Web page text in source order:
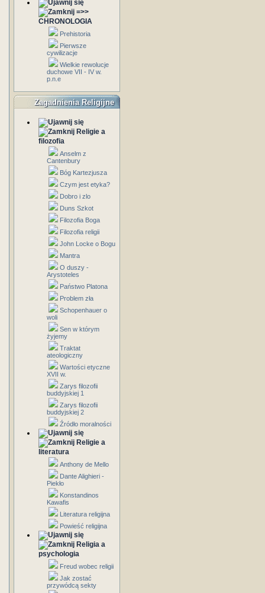
=>>
CHRONOLOGIA
Prehistoria
Pierwsze
cywilizacje
Wielkie rewolucje
duchowe VII - IV w.
p.n.e
Zagadnienia Religijne
Religie a
filozofia
Anselm z
Cantenbury
Bóg Kartezjusza
Czym jest etyka?
Dobro i zlo
Duns Szkot
Filozofia Boga
Filozofia religii
John Locke o Bogu
Mantra
O duszy -
Arystoteles
Państwo Platona
Problem zła
Schopenhauer o
woli
Sen w którym
żyjemy
Traktat
ateologiczny
Wartości etyczne
XVII w.
Zarys filozofii
buddyjskiej 1
Zarys filozofii
buddyjskiej 2
Źródło moralności
Religie a
literatura
Anthony de Mello
Dante Alighieri -
Piekło
Konstandinos
Kawafis
Literatura religijna
Powieść religijna
Religia a
psychologia
Freud wobec religii
Jak zostać
przywódcą sekty